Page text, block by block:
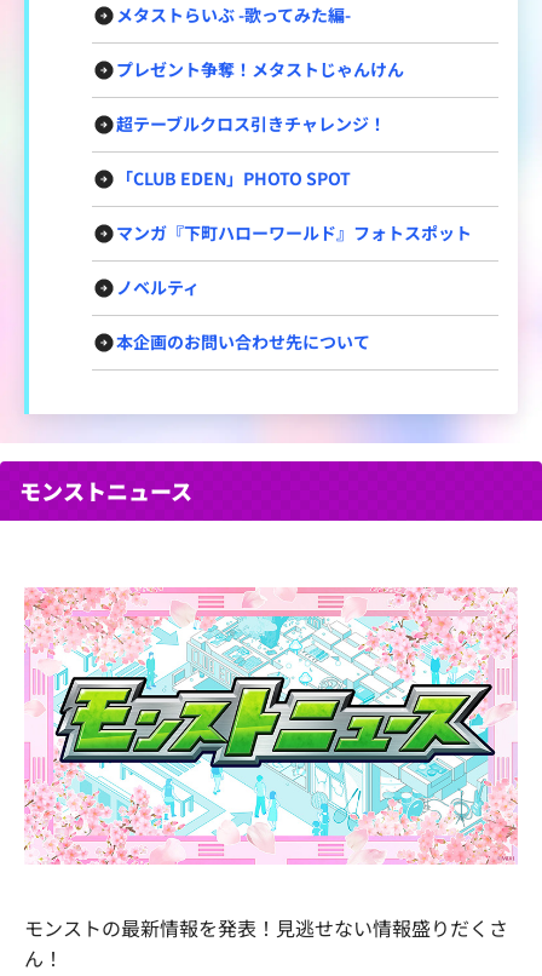
メタストらいぶ -歌ってみた編-
プレゼント争奪！メタストじゃんけん
超テーブルクロス引きチャレンジ！
「CLUB EDEN」PHOTO SPOT
マンガ『下町ハローワールド』フォトスポット
ノベルティ
本企画のお問い合わせ先について
モンストニュース
モンストの最新情報を発表！見逃せない情報盛りだくさ
ん！